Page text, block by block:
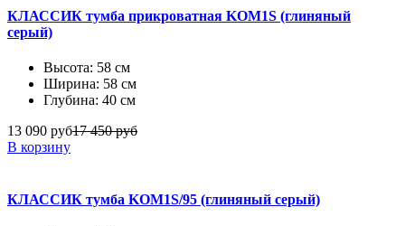
КЛАССИК тумба прикроватная KOM1S (глиняный
серый)
Высота: 58 см
Ширина: 58 см
Глубина: 40 см
13 090 руб17 450 руб
В корзину
КЛАССИК тумба KOM1S/95 (глиняный серый)